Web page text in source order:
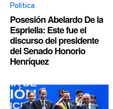
Política
Posesión Abelardo De la
Espriella: Este fue el
discurso del presidente
del Senado Honorio
Henríquez